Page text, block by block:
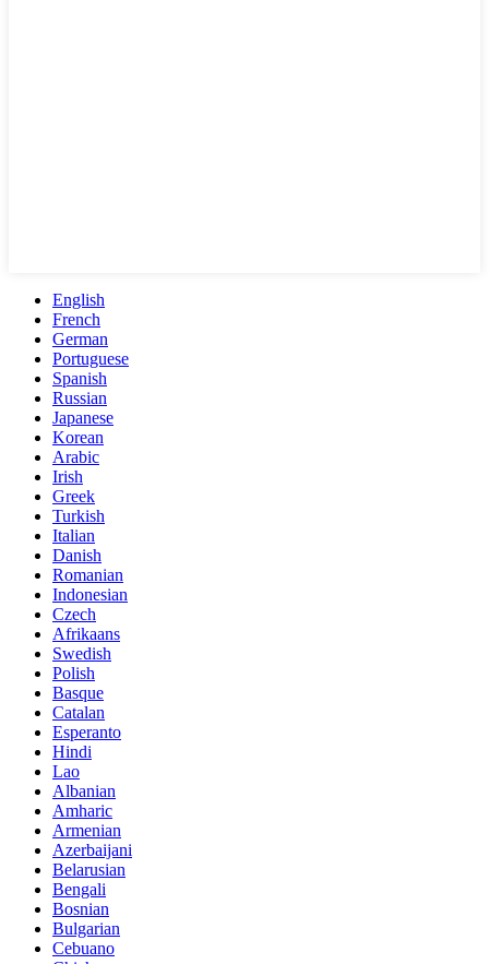
English
French
German
Portuguese
Spanish
Russian
Japanese
Korean
Arabic
Irish
Greek
Turkish
Italian
Danish
Romanian
Indonesian
Czech
Afrikaans
Swedish
Polish
Basque
Catalan
Esperanto
Hindi
Lao
Albanian
Amharic
Armenian
Azerbaijani
Belarusian
Bengali
Bosnian
Bulgarian
Cebuano